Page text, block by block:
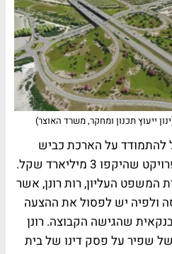
ייעוץ תכנון ומחקר, משרד האוצר)
נובה צפון 2 תוכל להתמודד על הארכת כביש
חוצה ישראל בצפון הארץ, פרויקט שהיקפו 3 מיליארד שקל.
המשפט העליון, רות רונן, אשר
ולפיה יש לפסול את ההצעה
שהגישה הקבוצה. רונן
שפיר על פסק דינו של בית